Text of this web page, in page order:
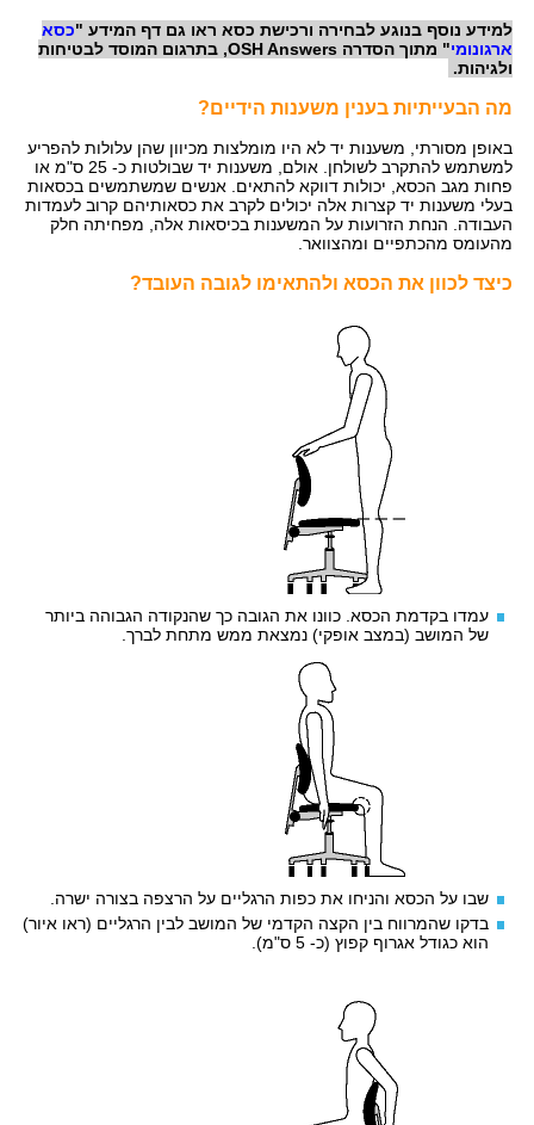
למידע נוסף בנוגע לבחירה ורכישת כסא ראו גם דף המידע "כסא
ארגונומי" מתוך הסדרה OSH Answers, בתרגום המוסד לבטיחות
ולגיהות.
מה הבעייתיות בענין משענות הידיים?
באופן מסורתי, משענות יד לא היו מומלצות מכיוון שהן עלולות להפריע
למשתמש להתקרב לשולחן. אולם, משענות יד שבולטות כ- 25 ס"מ או
פחות מגב הכסא, יכולות דווקא להתאים. אנשים שמשתמשים בכסאות
בעלי משענות יד קצרות אלה יכולים לקרב את כסאותיהם קרוב לעמדות
העבודה. הנחת הזרועות על המשענות בכיסאות אלה, מפחיתה חלק
מהעומס מהכתפיים ומהצוואר.
כיצד לכוון את הכסא ולהתאימו לגובה העובד?
עמדו בקדמת הכסא. כוונו את הגובה כך שהנקודה הגבוהה ביותר
של המושב (במצב אופקי) נמצאת ממש מתחת לברך.
שבו על הכסא והניחו את כפות הרגליים על הרצפה בצורה ישרה.
בדקו שהמרווח בין הקצה הקדמי של המושב לבין הרגליים (ראו איור)
הוא כגודל אגרוף קפוץ (כ- 5 ס"מ).